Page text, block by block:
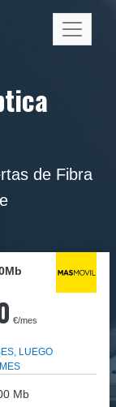
de Fibra
€/mes
LUEGO
Mb